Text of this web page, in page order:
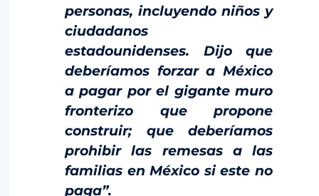
personas, incluyendo niños y
ciudadanos
estadounidenses. Dijo que
deberíamos forzar a México
a pagar por el gigante muro
fronterizo que propone
construir; que deberíamos
prohibir las remesas a las
familias en México si este no
paga”.